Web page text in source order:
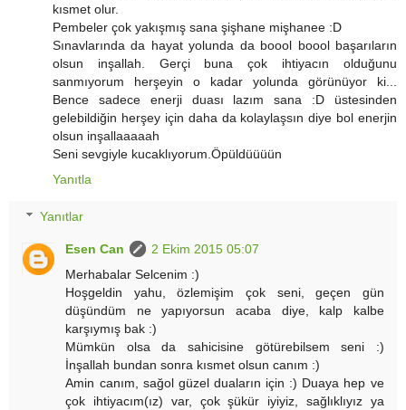
kısmet olur.
Pembeler çok yakışmış sana şişhane mişhanee :D
Sınavlarında da hayat yolunda da boool boool başarıların
olsun inşallah. Gerçi buna çok ihtiyacın olduğunu
sanmıyorum herşeyin o kadar yolunda görünüyor ki...
Bence sadece enerji duası lazım sana :D üstesinden
gelebildiğin herşey için daha da kolaylaşsın diye bol enerjin
olsun inşallaaaaah
Seni sevgiyle kucaklıyorum.Öpüldüüüün
Yanıtla
Yanıtlar
Esen Can
2 Ekim 2015 05:07
Merhabalar Selcenim :)
Hoşgeldin yahu, özlemişim çok seni, geçen gün
düşündüm ne yapıyorsun acaba diye, kalp kalbe
karşıymış bak :)
Mümkün olsa da sahicisine götürebilsem seni :)
İnşallah bundan sonra kısmet olsun canım :)
Amin canım, sağol güzel duaların için :) Duaya hep ve
çok ihtiyacım(ız) var, çok şükür iyiyiz, sağlıklıyız ya